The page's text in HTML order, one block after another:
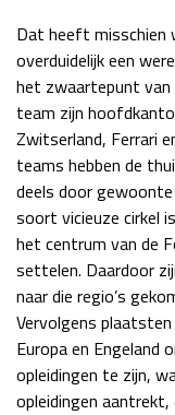
Dat heeft misschien
overduidelijk een
het zwaartepunt
team zijn
Zwitserland, Ferrari
teams hebben de
deels door
soort vicieuze cirkel
het centrum van de
settelen. Daardoor
naar die regio’s
Vervolgens
Europa en Engeland
opleidingen te zijn,
opleidingen